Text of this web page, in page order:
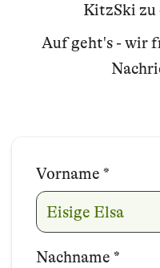
KitzSki zu
Auf geht's - wir
Vorname *
Nachname *
Name